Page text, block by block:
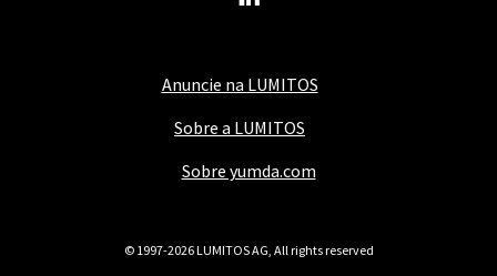
Anuncie na LUMITOS
Sobre a LUMITOS
Sobre yumda.com
© 1997-2026 LUMITOS AG, All rights reserved